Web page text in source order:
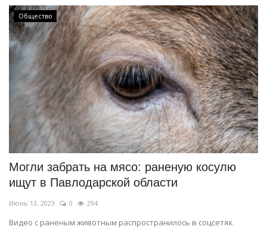
ПАВЛОДАРСКАЯ ОБЛАСТЬ
КАЗАХСТАН
МИР
СПЕЦПРОЕКТЫ
СПОРТ
Чек-лист
РАЗВЛЕЧЕНИЯ
Общество
Могли забрать на мясо: раненую косулю
ищут в Павлодарской области
Июнь 13, 2023 0 294
Видео с раненым животным распространилось в соцсетях.